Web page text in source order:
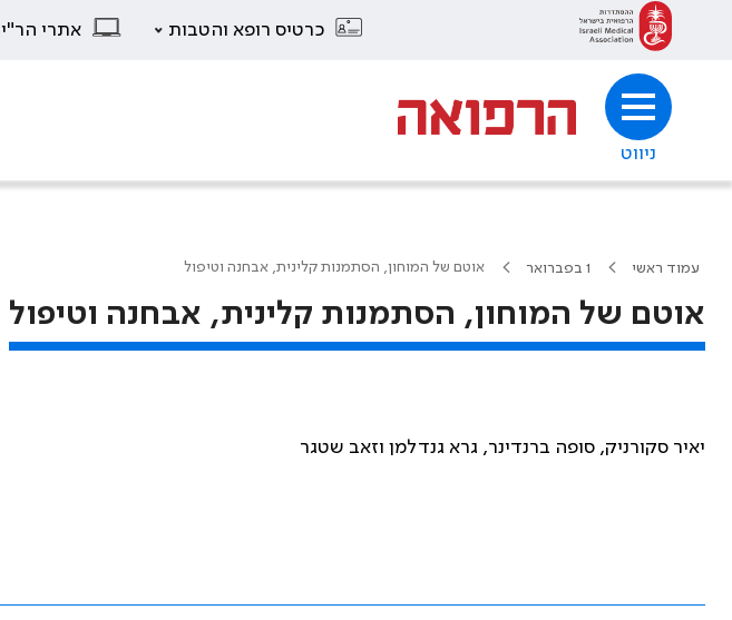
כרטיס רופא והטבות אתרי הר"י
ניווט
עמוד ראשי 1 בפברואר אוטם של המוחון, הסתמנות קלינית, אבחנה וטיפול
אוטם של המוחון, הסתמנות קלינית, אבחנה וטיפול
יאיר סקורניק, סופה ברנדינר, גרא גנדלמן וזאב שטגר